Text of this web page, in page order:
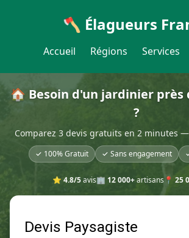
🪓 Élagueurs
Accueil Régions Services
🏠 Besoin d'un jardinier près
?
Comparez 3 devis gratuits en 2 minutes
✓ 100% Gratuit ✓ Sans engagement
⭐ 4.8/5avis🏢 12 000+artisans📍 25